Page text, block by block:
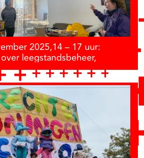
2025,14 – 17 uur:
leegstandsbeheer,
ondersteuning initiatieven
van ruimte.